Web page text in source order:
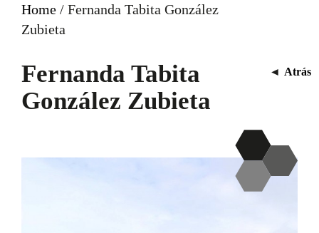
Home / Fernanda Tabita González
Zubieta
Fernanda Tabita
González Zubieta
◄ Atrás